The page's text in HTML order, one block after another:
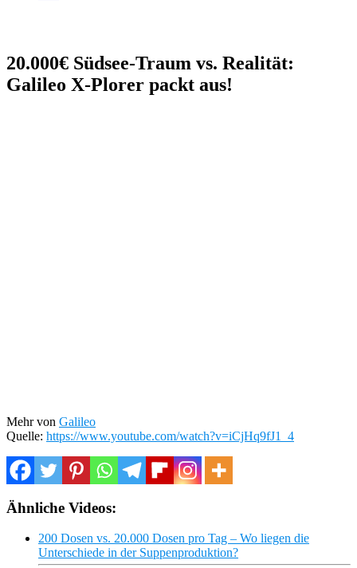
20.000€ Südsee-Traum vs. Realität:
Galileo X-Plorer packt aus!
Mehr von Galileo
Quelle: https://www.youtube.com/watch?v=iCjHq9fJ1_4
Ähnliche Videos:
200 Dosen vs. 20.000 Dosen pro Tag – Wo liegen die
Unterschiede in der Suppenproduktion?